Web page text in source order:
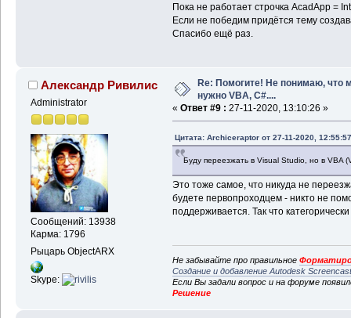
Пока не работает строчка AcadApp =
Если не победим придётся тему
Спасибо ещё раз.
Александр Ривилис
Administrator
Сообщений: 13938
Карма: 1796
Рыцарь ObjectARX
Skype:
Re: Помогите! Не понимаю, что
нужно VBA, C#....
« Ответ #9 : 27-11-2020, 13:10:26 »
Цитата: Archiceraptor от 27-11-2020, 12:55:57
Буду переезжать в Visual Studio, но в VBA
Это тоже самое, что никуда не
будете первопроходцем - никто не
поддерживается. Так что
Не забывайте про правильное
Создание и добавление Autodesk
Если Вы задали вопрос и на форуме
Решение